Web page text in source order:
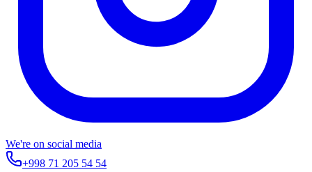
We're on social media
+998 71 205 54 54